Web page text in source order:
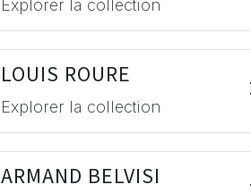
Explorer la collection
LOUIS ROURE
Explorer la collection
ARMAND BELVISI